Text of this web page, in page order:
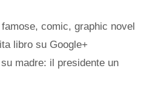
,comic,graphic novel
libro su Google+
madre: il presidente un